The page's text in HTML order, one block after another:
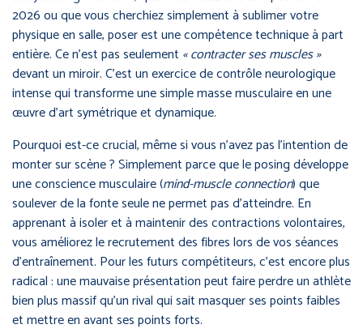
2026 ou que vous cherchiez simplement à sublimer votre
physique en salle, poser est une compétence technique à part
entière. Ce n’est pas seulement « contracter ses muscles »
devant un miroir. C’est un exercice de contrôle neurologique
intense qui transforme une simple masse musculaire en une
œuvre d’art symétrique et dynamique.
Pourquoi est-ce crucial, même si vous n’avez pas l’intention de
monter sur scène ? Simplement parce que le posing développe
une conscience musculaire (mind-muscle connection) que
soulever de la fonte seule ne permet pas d’atteindre. En
apprenant à isoler et à maintenir des contractions volontaires,
vous améliorez le recrutement des fibres lors de vos séances
d’entraînement. Pour les futurs compétiteurs, c’est encore plus
radical : une mauvaise présentation peut faire perdre un athlète
bien plus massif qu’un rival qui sait masquer ses points faibles
et mettre en avant ses points forts.